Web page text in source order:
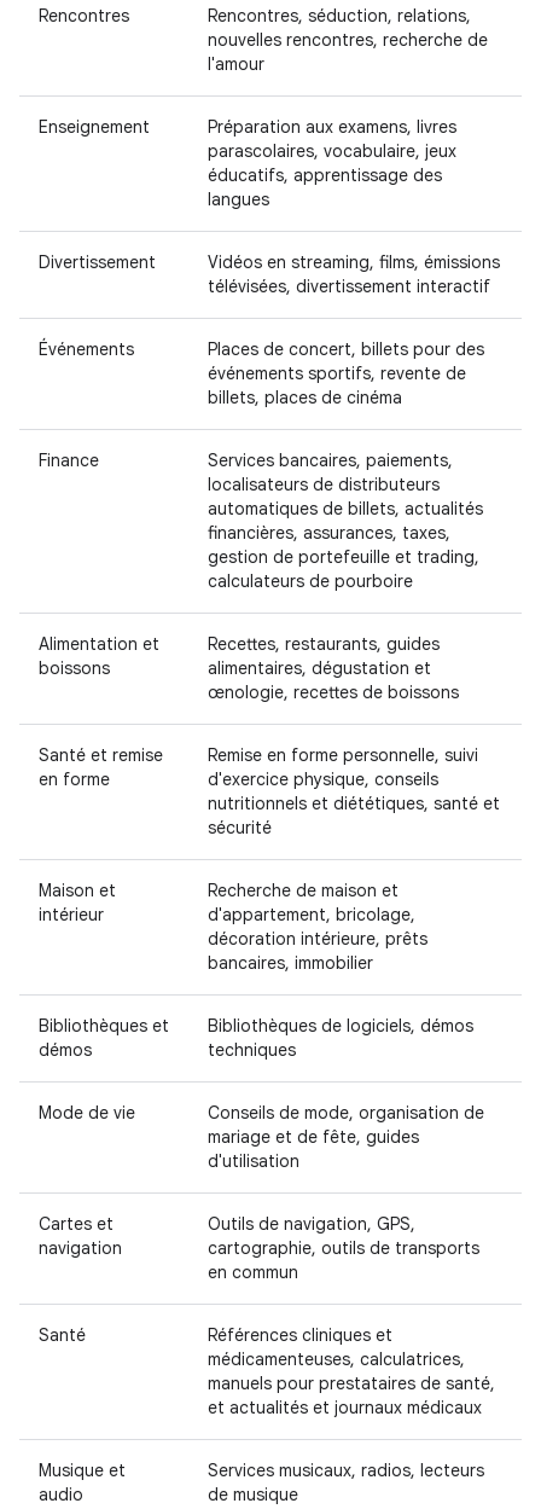
Rencontres
Rencontres, séduction, relations,
nouvelles rencontres, recherche de
l'amour
Enseignement
Préparation aux examens, livres
parascolaires, vocabulaire, jeux
éducatifs, apprentissage des
langues
Divertissement
Vidéos en streaming, films, émissions
télévisées, divertissement interactif
Événements
Places de concert, billets pour des
événements sportifs, revente de
billets, places de cinéma
Finance
Services bancaires, paiements,
localisateurs de distributeurs
automatiques de billets, actualités
financières, assurances, taxes,
gestion de portefeuille et trading,
calculateurs de pourboire
Alimentation et
boissons
Recettes, restaurants, guides
alimentaires, dégustation et
œnologie, recettes de boissons
Santé et remise
en forme
Remise en forme personnelle, suivi
d'exercice physique, conseils
nutritionnels et diététiques, santé et
sécurité
Maison et
intérieur
Recherche de maison et
d'appartement, bricolage,
décoration intérieure, prêts
bancaires, immobilier
Bibliothèques et
démos
Bibliothèques de logiciels, démos
techniques
Mode de vie
Conseils de mode, organisation de
mariage et de fête, guides
d'utilisation
Cartes et
navigation
Outils de navigation, GPS,
cartographie, outils de transports
en commun
Santé
Références cliniques et
médicamenteuses, calculatrices,
manuels pour prestataires de santé,
et actualités et journaux médicaux
Musique et
audio
Services musicaux, radios, lecteurs
de musique